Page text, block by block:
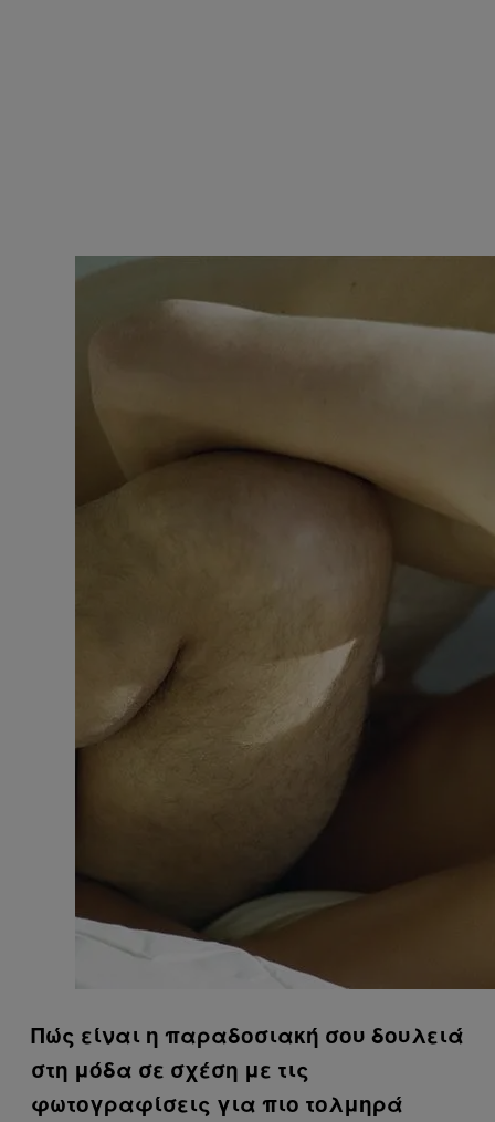
Πώς είναι η παραδοσιακή σου δουλειά
στη μόδα σε σχέση με τις
φωτογραφίσεις για πιο τολμηρά